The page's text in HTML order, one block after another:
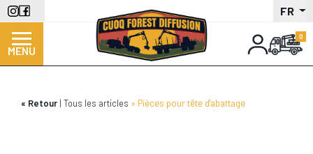
Aller
au
contenu
principal
FR
MENU
Retour Tous les articles Pièces pour tête d'abattage